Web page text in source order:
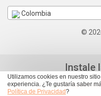
Utilizamos cookies en nuestro
experiencia. ¿Te gustaría saber
Política de Privacidad?
Colombia
©
Instale